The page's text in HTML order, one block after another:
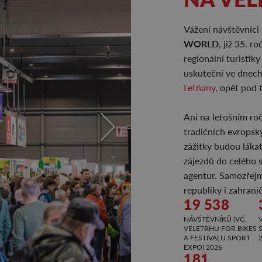
Vážení
WORLD, již 35.
regionální turistiky
uskuteční ve
Letňany, opět pod
Ani na letošním
tradičních
zážitky budou
zájezdů do celého
agentur.
republiky i
19 538
NÁVŠTĚVNÍKŮ (VČ.
VELETRHU FOR BIKES
A FESTIVALU SPORT
EXPO) 2026